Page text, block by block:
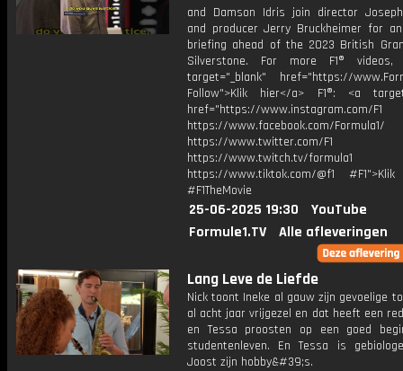
and Damson Idris join director
and producer Jerry Bruckheimer for
briefing ahead of the 2023 British
Silverstone. For more F1®
target="_blank" href="https://
Follow">Klik hier</a> F1®: <a
href="https://www.instagram.com/F1
https://www.facebook.com/Formula1/
https://www.twitter.com/F1
https://www.twitch.tv/formula1
https://www.tiktok.com/@f1
#F1TheMovie
25-06-2025 19:30
YouTube
Formule1.TV
Alle afleveringen
Lang Leve de Liefde
Nick toont Ineke al gauw zijn gevoelige
al acht jaar vrijgezel en dat heeft een
en Tessa proosten op een goed
studentenleven. En Tessa is
Joost zijn hobby&#39;s.